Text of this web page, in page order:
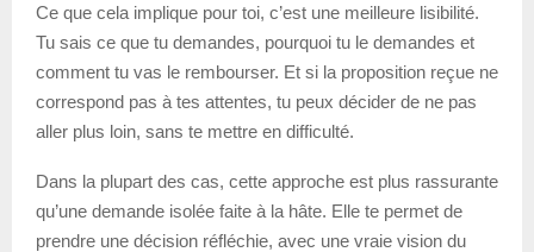
Ce que cela implique pour toi, c’est une meilleure lisibilité.
Tu sais ce que tu demandes, pourquoi tu le demandes et
comment tu vas le rembourser. Et si la proposition reçue ne
correspond pas à tes attentes, tu peux décider de ne pas
aller plus loin, sans te mettre en difficulté.
Dans la plupart des cas, cette approche est plus rassurante
qu’une demande isolée faite à la hâte. Elle te permet de
prendre une décision réfléchie, avec une vraie vision du